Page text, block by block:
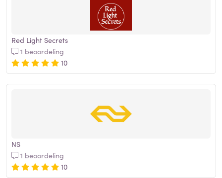
Red Light Secrets
1 beoordeling
10
NS
1 beoordeling
10